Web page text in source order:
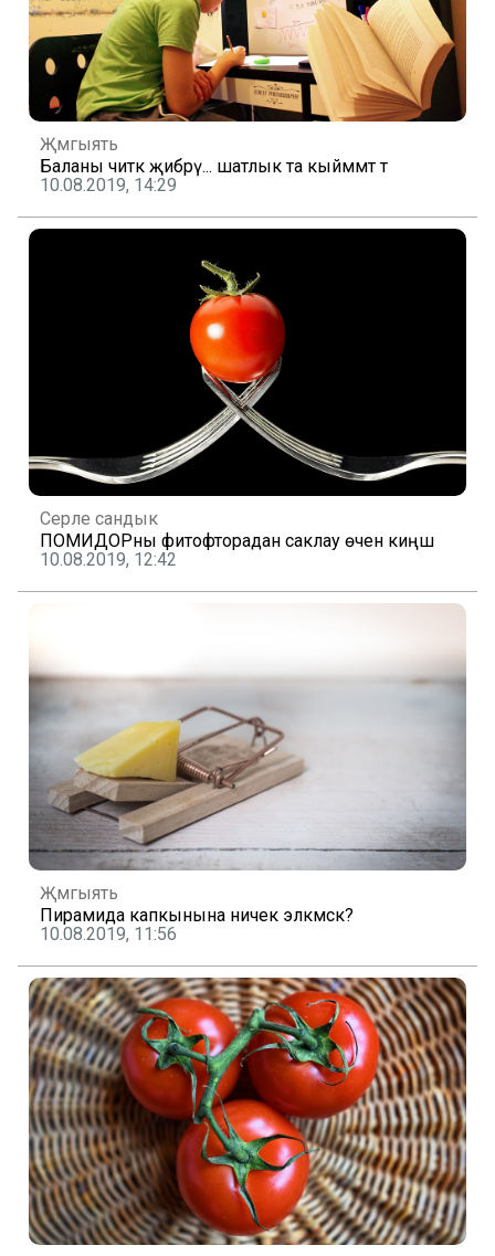
Җәмгыять
Баланы читкә җибәрү... шатлык та кыйммәт тә
10.08.2019, 14:29
Серле сандык
ПОМИДОРны фитофторадан саклау өчен киңәш
10.08.2019, 12:42
Җәмгыять
Пирамида капкынына ничек эләкмәскә?
10.08.2019, 11:56